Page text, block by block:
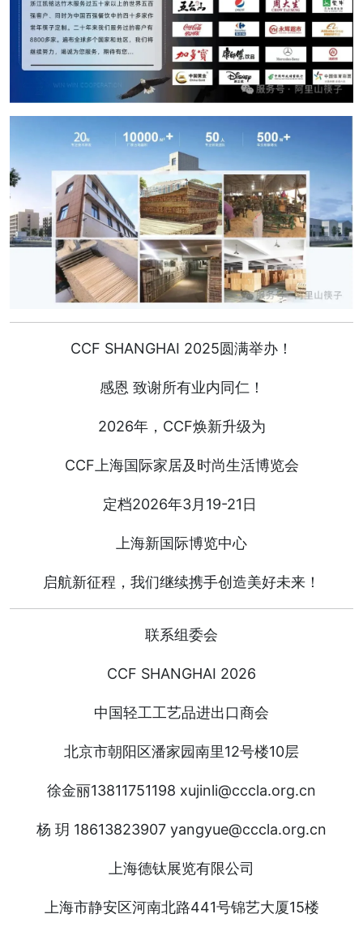
CCF SHANGHAI 2025圆满举办！
感恩 致谢所有业内同仁！
2026年，CCF焕新升级为
CCF上海国际家居及时尚生活博览会
定档2026年3月19-21日
上海新国际博览中心
启航新征程，我们继续携手创造美好未来！
联系组委会
CCF SHANGHAI 2026
中国轻工工艺品进出口商会
北京市朝阳区潘家园南里12号楼10层
徐金丽13811751198 xujinli@cccla.org.cn
杨 玥 18613823907 yangyue@cccla.org.cn
上海德钛展览有限公司
上海市静安区河南北路441号锦艺大厦15楼